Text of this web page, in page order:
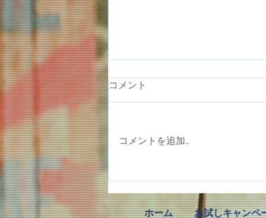
コメント
コメントを追加…
ホーム お試しキャンペ